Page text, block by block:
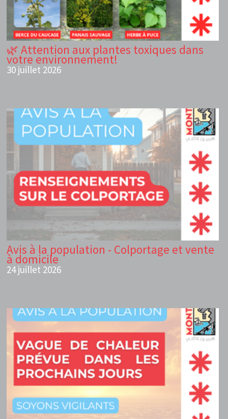
🌿 Attention aux plantes toxiques dans
votre environnement!
30 juillet 2026
Avis à la population - Colportage et vente
à domicile
24 juillet 2026